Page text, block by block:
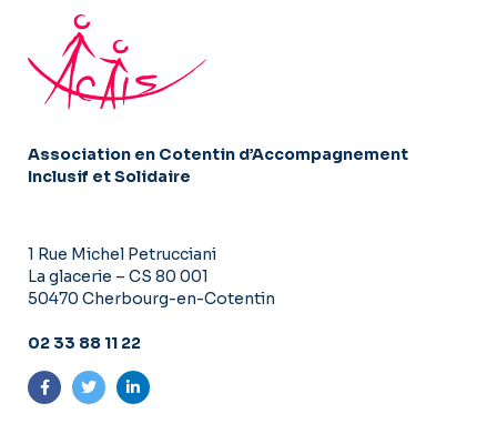
Association en Cotentin d’Accompagnement
Inclusif et Solidaire
1 Rue Michel Petrucciani
La glacerie – CS 80 001
50470 Cherbourg-en-Cotentin
02 33 88 11 22
Suivez-nous sur Facebook
Suivez-nous sur Twitter
Suivez-nous sur LinkedIn